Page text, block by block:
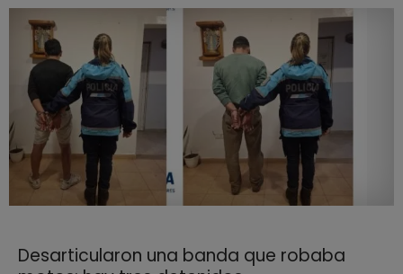
Desarticularon una banda que robaba